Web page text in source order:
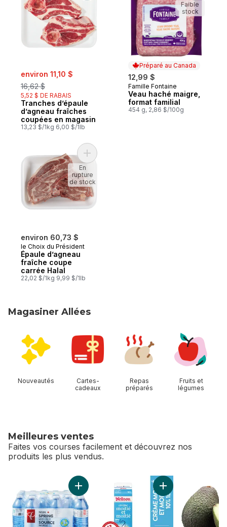
sale:
environ 11,10 $
16,62 $
5,52 $ DE RABAIS
Tranches d’épaule
d’agneau fraîches
coupées en magasin
13,23 $/1kg 6,00 $/1lb
Préparé au Canada
12,99 $
Préparé au Canada
Famille Fontaine
Veau haché maigre,
format familial
454 g, 2,86 $/100g
Faible
stock
environ 60,73 $
le Choix du Président
Épaule d’agneau
fraîche coupe
carrée Halal
22,02 $/1kg 9,99 $/1lb
Ajouter Épaule d’agneau fraîche coupe
En
rupture
de stock
Magasiner Allées
Nouveautés
Cartes-
cadeaux
Repas
préparés
Fruits et
légumes
Meilleures ventes
Faites vos courses facilement et découvrez nos
produits les plus vendus.
sauter Meilleures ventes
Ajouter Eau de source naturelle, 24
Ajouter Crème